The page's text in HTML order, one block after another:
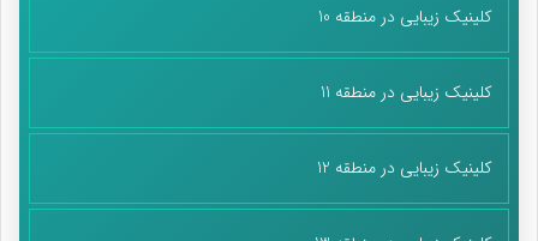
کلینیک زیبایی در منطقه 10
کلینیک زیبایی در منطقه 11
کلینیک زیبایی در منطقه 12